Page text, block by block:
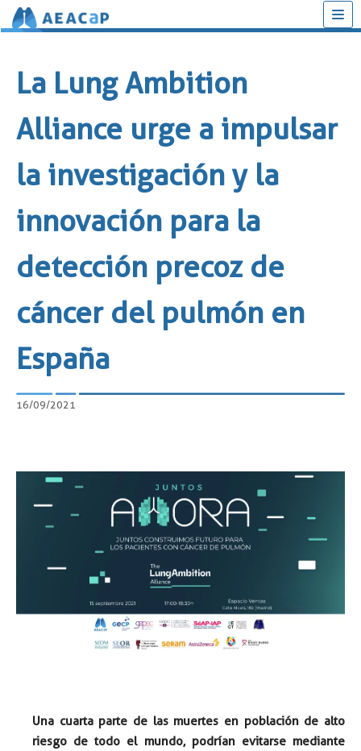
contenido
La Lung Ambition
Alliance urge a impulsar
la investigación y la
innovación para la
detección precoz de
cáncer del pulmón en
España
16/09/2021
Una cuarta parte de las muertes en población de alto
riesgo de todo el mundo, podrían evitarse mediante